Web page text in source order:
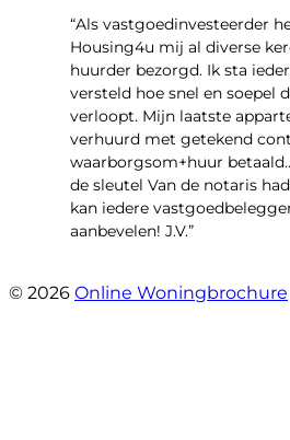
“Als vastgoedinvesteerder
Housing4u mij al diverse
huurder bezorgd. Ik sta
versteld hoe snel en soepel
verloopt. Mijn laatste
verhuurd met getekend
waarborgsom+huur
de sleutel Van de notaris
kan iedere
aanbevelen! J.V.”
© 2026 Online Woningbrochure